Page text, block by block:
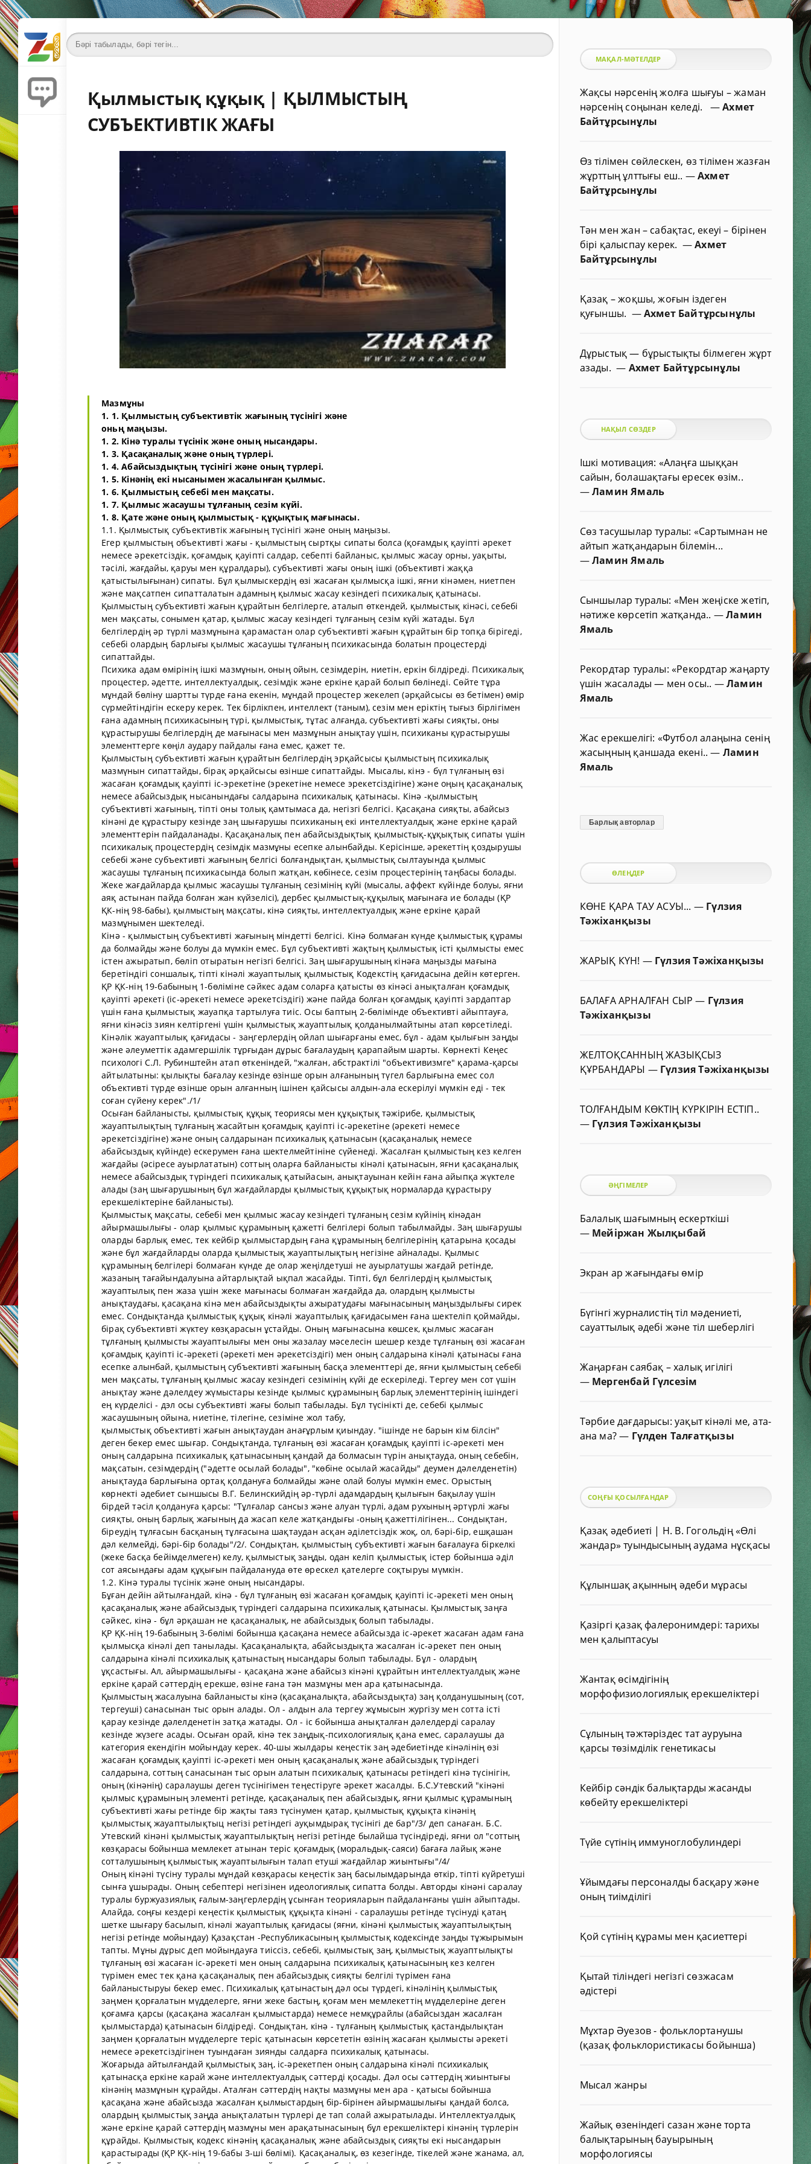
Қылмыстық құқық | ҚЫЛМЫСТЫҢ
СУБЪЕКТИВТІК ЖАҒЫ
Мазмұны
1. 1. Қылмыстың субъективтік жағының түсінігі және
оньң маңызы.
1. 2. Кінә туралы түсінік және оның нысандары.
1. 3. Қасақаналық және оның түрлері.
1. 4. Абайсыздықтың түсінігі және оның түрлері.
1. 5. Кінәнің екі нысанымен жасалынған қылмыс.
1. 6. Қылмыстың себебі мен мақсаты.
1. 7. Қылмыс жасаушы тұлғаның сезім күйі.
1. 8. Қате және оның қылмыстық - құқықтық мағынасы.
1.1. Қылмыстық субъективтік жағының түсінігі және оның маңызы.
Егер қылмыстың объективті жағы - қылмыстың сыртқы сипаты болса (қоғамдық қауіпті әрекет
немесе әрекетсіздік, қоғамдық қауіпті салдар, себепті байланыс, қылмыс жасау орны, уақыты,
тәсілі, жағдайы, қаруы мен құралдары), субъективті жағы оның ішкі (объективті жаққа
қатыстылығынан) сипаты. Бұл қылмыскердің өзі жасаған қылмысқа ішкі, яғни кінәмен, ниетпен
және мақсатпен сипатталатын адамның қылмыс жасау кезіндегі психикалық қатынасы.
Қылмыстың субъективті жағын құрайтын белгілерге, аталып өткендей, қылмыстық кінәсі, себебі
мен мақсаты, сонымен қатар, қылмыс жасау кезіндегі тұлғаның сезім күйі жатады. Бұл
белгілердің әр түрлі мазмұнына қарамастан олар субъективті жағын құрайтын бір топқа бірігеді,
себебі олардың барлығы қылмыс жасаушы тұлғаның психикасында болатын процестерді
сипаттайды.
Психика адам өмірінің ішкі мазмұнын, оның ойын, сезімдерін, ниетін, еркін білдіреді. Психикалық
процестер, әдетте, интеллектуалдық, сезімдік және еркіне қарай болып бөлінеді. Сөйте тұра
мұндай бөліну шартты түрде ғана екенін, мұндай процестер жекелеп (әрқайсысы өз бетімен) өмір
сүрмейтіндігін ескеру керек. Тек бірлікпен, интеллект (таным), сезім мен еріктің тығыз бірлігімен
ғана адамның психикасының түрі, қылмыстық, тұтас алғанда, субъективті жағы сияқты, оны
құрастырушы белгілердің де мағынасы мен мазмұнын анықтау үшін, психиканы қүрастырушы
элементтерге көңіл аудару пайдалы ғана емес, қажет те.
Қылмыстың субъективті жағын қүрайтын белгілердің эрқайсысы қылмыстың психикалық
мазмүнын сипаттайды, бірақ әрқайсысы өзінше сипаттайды. Мысалы, кінэ - бүл түлғаның өзі
жасаған қоғамдық қауіпті іс-эрекетіне (эрекетіне немесе эрекетсіздігіне) және оңың қасақаналық
немесе абайсыздық нысанындағы салдарына психикалық қатынасы. Кінә -қылмыстың
субъективті жағының, тіпті оны толық қамтымаса да, негізгі белгісі. Қасақана сияқты, абайсыз
кінәні де құрастыру кезінде заң шығарушы психиканың екі интеллектуалдық және еркіне қарай
элементтерін пайдаланады. Қасақаналық пен абайсыздықтық қылмыстық-құқықтық сипаты үшін
психикалық процестердің сезімдік мазмұны есепке алынбайды. Керісінше, әрекеттің қоздырушы
себебі және субъективті жағының белгісі болғандықтан, қылмыстық сылтауында қылмыс
жасаушы тұлғаның психикасында болып жатқан, көбінесе, сезім процестерінің таңбасы болады.
Жеке жағдайларда қылмыс жасаушы тұлғаның сезімінің күйі (мысалы, аффект күйінде болуы, яғни
аяқ астынан пайда болған жан күйзелісі), дербес қылмыстық-құқылық мағынаға ие болады (ҚР
ҚК-нің 98-бабы), қылмыстың мақсаты, кінә сияқты, интеллектуалдық және еркіне қарай
мазмұнымен шектеледі.
Кінә - қылмыстың субъективті жағының міндетті белгісі. Кінә болмаған күнде қылмыстық құрамы
да болмайды және болуы да мүмкін емес. Бұл субъективті жақтың қылмыстық істі қылмысты емес
істен ажыратып, бөліп отыратын негізгі белгісі. Заң шығарушының кінәға маңызды мағына
беретіндігі соншалық, тіпті кінәлі жауаптылық қылмыстық Кодекстің қағидасына дейін көтерген.
ҚР ҚК-нің 19-бабының 1-бөліміне сәйкес адам соларға қатысты өз кінәсі анықталған қоғамдық
қауіпті әрекеті (іс-әрекеті немесе әрекетсіздігі) және пайда болған қоғамдық қауіпті зардаптар
үшін ғана қылмыстық жауапқа тартылуға тиіс. Осы баптың 2-бөлімінде объективті айыптауға,
яғни кінәсіз зиян келтіргені үшін қылмыстық жауаптылық қолданылмайтыны атап көрсетіледі.
Кінәлік жауаптылық қағидасы - заңгерлердің ойлап шығарғаны емес, бұл - адам қылығын заңды
және әлеуметтік адамгершілік тұрғыдан дұрыс бағалаудың қарапайым шарты. Көрнекті Кеңес
психологі С.Л. Рубинштейн атап өткеніндей, "жалған, абстрактілі "объективизмге" қарама-қарсы
айтылатыны: қылықты бағалау кезінде өзінше орын алғанының түгел барлығына емес сол
объективті түрде өзінше орын алғанның ішінен қайсысы алдын-ала ескерілуі мүмкін еді - тек
соған сүйену керек"./1/
Осыған байланысты, қылмыстық құқық теориясы мен құқықтық тәжірибе, қылмыстық
жауаптылықтың тұлғаның жасайтын қоғамдық қауіпті іс-әрекетіне (әрекеті немесе
әрекетсіздігіне) және оның салдарынан психикалық қатынасын (қасақаналық немесе
абайсыздық күйінде) ескерумен ғана шектелмейтініне сүйенеді. Жасалған қылмыстың кез келген
жағдайы (әсіресе ауырлататын) соттың оларға байланысты кінәлі қатынасын, яғни қасақаналық
немесе абайсыздық түріндегі психикалық қатыйасын, анықтауынан кейін ғана айыпқа жүктеле
алады (заң шығарушының бұл жағдайларды қылмыстық құқықтық нормаларда құрастыру
ерекшеліктеріне байланысты).
Қылмыстық мақсаты, себебі мен қылмыс жасау кезіндегі тұлғаның сезім күйінің кінәдан
айырмашылығы - олар қылмыс құрамының қажетті белгілері болып табылмайды. Заң шығарушы
оларды барлық емес, тек кейбір қылмыстардың ғана құрамының белгілерінің қатарына қосады
және бұл жағдайларды оларда қылмыстық жауаптылықтың негізіне айналады. Қылмыс
құрамының белгілері болмаған күнде де олар жеңілдетуші не ауырлатушы жағдай ретінде,
жазаның тағайындалуына айтарлықтай ықпал жасайды. Тіпті, бұл белгілердің қылмыстық
жауаптылық пен жаза үшін жеке мағынасы болмаған жағдайда да, олардың қылмысты
анықтаудағы, қасақана кінә мен абайсыздықты ажыратудағы мағынасының маңыздылығы сирек
емес. Сондықтанда қылмыстық құқық кінәлі жауаптылық қағидасымен ғана шектеліп қоймайды,
бірақ субъективті жүктеу көзқарасын ұстайды. Оның мағынасына көшсек, қылмыс жасаған
тұлғаның қылмысты жауаптылығы мен оны жазалау мәселесін шешер кезде тұлғаның өзі жасаған
қоғамдық қауіпті іс-әрекеті (әрекеті мен әрекетсіздігі) мен оның салдарына кінәлі қатынасы ғана
есепке алынбай, қылмыстың субъективті жағының басқа элементтері де, яғни қылмыстың себебі
мен мақсаты, тұлғаның қылмыс жасау кезіндегі сезімінің күйі де ескеріледі. Тергеу мен сот үшін
анықтау және дәлелдеу жүмыстары кезінде қылмыс құрамының барлық элементтерінің ішіндегі
ең күрделісі - дэл осы субъективті жағы болып табылады. Бұл түсінікті де, себебі қылмыс
жасаушының ойына, ниетіне, тілегіне, сезіміне жол табу,
қылмыстық объективті жағын анықтаудан анағұрлым қиындау. "ішінде не барын кім білсін"
деген бекер емес шығар. Сондықтанда, тұлғаның өзі жасаған қоғамдық қауіпті іс-әрекеті мен
оның салдарына психикалық қатынасының қандай да болмасын түрін анықтауда, оның себебін,
мақсатын, сезімдердің ("әдетте осылай болады", "көбіне осылай жасайды" деумен дәлелденетін)
анықтауда барлығына ортақ қолдануға болмайды және олай болуы мүмкін емес. Орыстың
көрнекті әдебиет сыншысы В.Г. Белинскийдің әр-түрлі адамдардың қылығын бақылау үшін
бірдей тәсіл қолдануға қарсы: "Тұлғалар сансыз және алуан түрлі, адам рухының әртүрлі жағы
сияқты, оның барлық жағының да жасап келе жатқандығы -оның қажеттілігінен... Сондықтан,
біреудің тұлғасын басқаның тұлғасына шақтаудан асқан әділетсіздік жоқ, ол, бәрі-бір, ешқашан
дәл келмейді, бәрі-бір болады"/2/. Сондықтан, қылмыстың субъективті жағын бағалауға біркелкі
(жеке басқа бейімделмеген) келу, қылмыстық заңды, одан келіп қылмыстық істер бойынша әділ
сот аясындағы адам құқығын пайдалануда өте өрескел қателерге соқтыруы мүмкін.
1.2. Кінә туралы түсінік және оның нысандары.
Бұған дейін айтылғандай, кінә - бұл тұлғаның өзі жасаған қоғамдық қауіпті іс-әрекеті мен оның
қасақаналық және абайсыздық түріндегі салдарына психикалық қатынасы. Қылмыстық заңға
сәйкес, кінә - бұл әрқашан не қасақаналық, не абайсыздық болып табылады.
ҚР ҚК-нің 19-бабының 3-бөлімі бойынша қасақана немесе абайсызда іс-әрекет жасаған адам ғана
қылмысқа кінәлі деп танылады. Қасақаналықта, абайсыздықта жасалған іс-әрекет пен оның
салдарына кінәлі психикалық қатынастың нысандары болып табылады. Бұл - олардың
ұқсастығы. Ал, айырмашылығы - қасақана және абайсыз кінәні құрайтын интеллектуалдық және
еркіне қарай сәттердің ерекше, өзіне ғана тән мазмұны мен ара қатынасында.
Қылмыстың жасалуына байланысты кінә (қасақаналықта, абайсыздықта) заң қолданушының (сот,
тергеуші) санасынан тыс орын алады. Ол - алдын ала тергеу жұмысын жургізу мен сотта істі
қарау кезінде дәлелденетін затқа жатады. Ол - іс бойынша анықталған дәлелдерді саралау
кезінде жүзеге асады. Осыған орай, кінә тек заңдық-психологиялық қана емес, саралаушы да
категория екендігін мойындау керек. 40-шы жылдары кеңестік заң әдебиетінде кінәлінің өзі
жасаған қоғамдық қауіпті іс-әрекеті мен оның қасақаналық және абайсыздық түріндегі
салдарына, соттың санасынан тыс орын алатын психикалық қатынасы ретіндегі кінә түсінігін,
оның (кінәнің) саралаушы деген түсінігімен теңестіруге әрекет жасалды. Б.С.Утевский "кінәні
қылмыс құрамының элементі ретінде, қасақаналық пен абайсыздық, яғни қылмыс құрамының
субъективті жағы ретінде бір жақты таяз түсінумен қатар, қылмыстық құқықта кінәнің
қылмыстық жауаптылықтыц негізі ретіндегі ауқымдырақ түсінігі де бар"/3/ деп санаған. Б.С.
Утевский кінәні қылмыстық жауаптылықтың негізі ретінде былайша түсіндіреді, яғни ол "соттың
көзқарасы бойынша мемлекет атынан теріс қоғамдық (моральдық-саяси) бағаға лайық және
сотталушының қылмыстық жауаптылығын талап етуші жағдайлар жиынтығы"/4/
Оның кінәні түсіну туралы мұндай көзқарасы кеңестік заң басылымдарында өткір, тіпті күйретуші
сынға ұшырады. Оның себептері негізінен идеологиялық сипатта болды. Авторды кінәні саралау
туралы буржуазиялық ғалым-заңгерлердің ұсынған теорияларын пайдаланғаны үшін айыптады.
Алайда, соңғы кездері кеңестік қылмыстық құқықта кінәні - саралаушы ретінде түсінуді қатаң
шетке шығару басылып, кінәлі жауаптылық қағидасы (яғни, кінәні қылмыстық жауаптылықтың
негізі ретінде мойындау) Қазақстан -Республикасының қылмыстық кодексінде заңды тұжырымын
тапты. Мұны дұрыс деп мойындауға тиіссіз, себебі, қылмыстық заң, қылмыстық жауаптылықты
тұлғаның өзі жасаған іс-әрекеті мен оның салдарына психикалық қатынасының кез келген
түрімен емес тек қана қасақаналық пен абайсыздық сияқты белгілі түрімен ғана
байланыстыруы бекер емес. Психикалық қатынастың дәл осы түрдегі, кінәлінің қылмыстық
заңмен қорғалатын мүдделерге, яғни жеке бастың, қоғам мен мемлекеттің мүдделеріне деген
қоғамға қарсы (қасақана жасалған қылмыстарда) немесе немқұрайлы (абайсыздан жасалған
қылмыстарда) қатынасын білдіреді. Сондықтан, кінә - тұлғаның қылмыстық қастандылықтан
заңмен қорғалатын мүдделерге теріс қатынасын көрсететін өзінің жасаған қылмысты әрекеті
немесе әрекетсіздігінен туындаған зиянды салдарға психикалық қатынасы.
Жоғарыда айтылғандай қылмыстық заң, іс-әрекетпен оның салдарына кінәлі психикалық
қатынасқа еркіне карай және интеллектуалдық сәттерді қосады. Дәл осы сәттердің жиынтығы
кінәнің мазмұнын құрайды. Аталған сәттердің нақты мазмұны мен ара - қатысы бойынша
қасақана және абайсызда жасалған қылмыстардың бір-бірінен айырмашылығы қандай болса,
олардың қылмыстық заңда анықталатын түрлері де тап солай ажыратылады. Интеллектуалдық
және еркіне қарай сәттердің мазмұны мен арақатынасының бұл ерекшеліктері кінәнің түрлерін
құрайды. Қылмыстық кодекс кінәнің қасақаналық және абайсыздық сияқты екі нысандарын
қарастырады (ҚР ҚК-нің 19-бабы 3-ші бөлімі). Қасақаналық, өз кезегінде, тікелей және жанама, ал,
МАҚАЛ-МӘТЕЛДЕР
Жақсы нәрсенің жолға шығуы – жаман
нәрсенің соңынан келеді. —Ахмет
Байтұрсынұлы
Өз тілімен сөйлескен, өз тілімен жазған
жұрттың ұлттығы еш.. —Ахмет
Байтұрсынұлы
Тән мен жан – сабақтас, екеуі – бірінен
бірі қалыспау керек. —Ахмет
Байтұрсынұлы
Қазақ – жоқшы, жоғын іздеген
қуғыншы. —Ахмет Байтұрсынұлы
Дұрыстық — бұрыстықты білмеген жұрт
азады.— Ахмет Байтұрсынұлы
НАҚЫЛ СӨЗДЕР
Ішкі мотивация: «Алаңға шыққан
сайын, болашақтағы ересек өзім..
—Ламин Ямаль
Сөз тасушылар туралы: «Сартымнан не
айтып жатқандарын білемін...
—Ламин Ямаль
Сыншылар туралы: «Мен жеңіске жетіп,
нәтиже көрсетіп жатқанда.. —Ламин
Ямаль
Рекордтар туралы: «Рекордтар жаңарту
үшін жасалады — мен осы.. —Ламин
Ямаль
Жас ерекшелігі: «Футбол алаңына сенің
жасыңның қаншада екені..— Ламин
Ямаль
Барлық авторлар
ӨЛЕҢДЕР
КӨНЕ ҚАРА ТАУ АСУЫ... — Гүлзия
Тәжіханқызы
ЖАРЫҚ КҮН! — Гүлзия Тәжіханқызы
БАЛАҒА АРНАЛҒАН СЫР— Гүлзия
Тәжіханқызы
ЖЕЛТОҚСАННЫҢ ЖАЗЫҚСЫЗ
ҚҰРБАНДАРЫ — Гүлзия Тәжіханқызы
ТОЛҒАНДЫМ КӨКТІҢ КҮРКІРІН ЕСТІП..
— Гүлзия Тәжіханқызы
ӘҢГІМЕЛЕР
Балалық шағымның ескерткіші
— Мейіржан Жылқыбай
Экран ар жағындағы өмір
Бүгінгі журналистің тіл мәдениеті,
сауаттылық әдебі және тіл шеберлігі
Жаңарған саябақ – халық игілігі
— Мергенбай Гүлсезім
Тәрбие дағдарысы: уақыт кінәлі ме, ата-
ана ма?— Гүлден Талғатқызы
СОҢҒЫ ҚОСЫЛҒАНДАР
Қазақ әдебиеті | Н. В. Гогольдің «Өлі
жандар» туындысының аудама нұсқасы
Құлыншақ ақынның әдеби мұрасы
Қазіргі қазақ фалеронимдері: тарихы
мен қалыптасуы
Жантақ өсімдігінің
морфофизиологиялық ерекшеліктері
Сұлының тәжтәріздес тат ауруына
қарсы төзімділік генетикасы
Кейбір сәндік балықтарды жасанды
көбейту ерекшеліктері
Түйе сүтінің иммуноглобулиндері
Ұйымдағы персоналды басқару және
оның тиімділігі
Қой сүтінің құрамы мен қасиеттері
Қытай тіліндегі негізгі сөзжасам
әдістері
Мұхтар Әуезов - фольклортанушы
(қазақ фольклористикасы бойынша)
Мысал жанры
Жайық өзеніндегі сазан және торта
балықтарының бауырының
морфологиясы